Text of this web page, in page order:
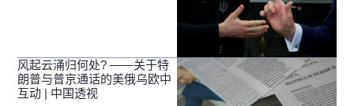
风起云涌归何处? ——关于特
朗普与普京通话的美俄乌欧中
互动 | 中国透视